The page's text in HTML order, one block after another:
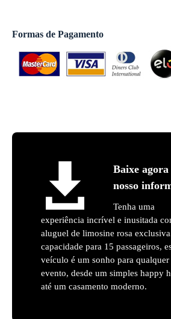
Formas de Pagamento
Baixe agora
nosso
Tenha uma
experiência incrível e inusitada
aluguel de limosine rosa
capacidade para 15 passageiros,
veículo é um sonho para qualquer
evento, desde um simples happy
até um casamento moderno.